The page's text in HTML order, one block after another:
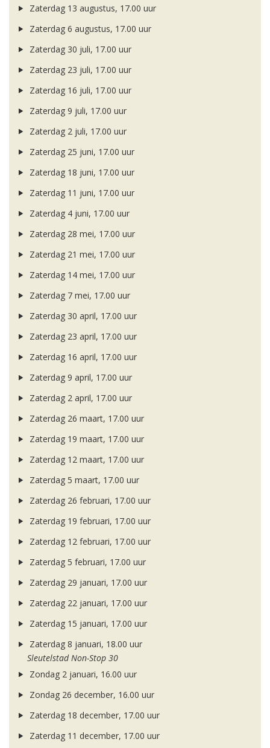
Zaterdag 13 augustus, 17.00 uur
Zaterdag 6 augustus, 17.00 uur
Zaterdag 30 juli, 17.00 uur
Zaterdag 23 juli, 17.00 uur
Zaterdag 16 juli, 17.00 uur
Zaterdag 9 juli, 17.00 uur
Zaterdag 2 juli, 17.00 uur
Zaterdag 25 juni, 17.00 uur
Zaterdag 18 juni, 17.00 uur
Zaterdag 11 juni, 17.00 uur
Zaterdag 4 juni, 17.00 uur
Zaterdag 28 mei, 17.00 uur
Zaterdag 21 mei, 17.00 uur
Zaterdag 14 mei, 17.00 uur
Zaterdag 7 mei, 17.00 uur
Zaterdag 30 april, 17.00 uur
Zaterdag 23 april, 17.00 uur
Zaterdag 16 april, 17.00 uur
Zaterdag 9 april, 17.00 uur
Zaterdag 2 april, 17.00 uur
Zaterdag 26 maart, 17.00 uur
Zaterdag 19 maart, 17.00 uur
Zaterdag 12 maart, 17.00 uur
Zaterdag 5 maart, 17.00 uur
Zaterdag 26 februari, 17.00 uur
Zaterdag 19 februari, 17.00 uur
Zaterdag 12 februari, 17.00 uur
Zaterdag 5 februari, 17.00 uur
Zaterdag 29 januari, 17.00 uur
Zaterdag 22 januari, 17.00 uur
Zaterdag 15 januari, 17.00 uur
Zaterdag 8 januari, 18.00 uur
Sleutelstad Non-Stop 30
Zondag 2 januari, 16.00 uur
Zondag 26 december, 16.00 uur
Zaterdag 18 december, 17.00 uur
Zaterdag 11 december, 17.00 uur